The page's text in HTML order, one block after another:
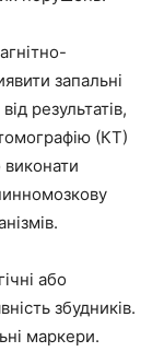
запальні
результатів,
(КТ)
або
збудників.
маркери.